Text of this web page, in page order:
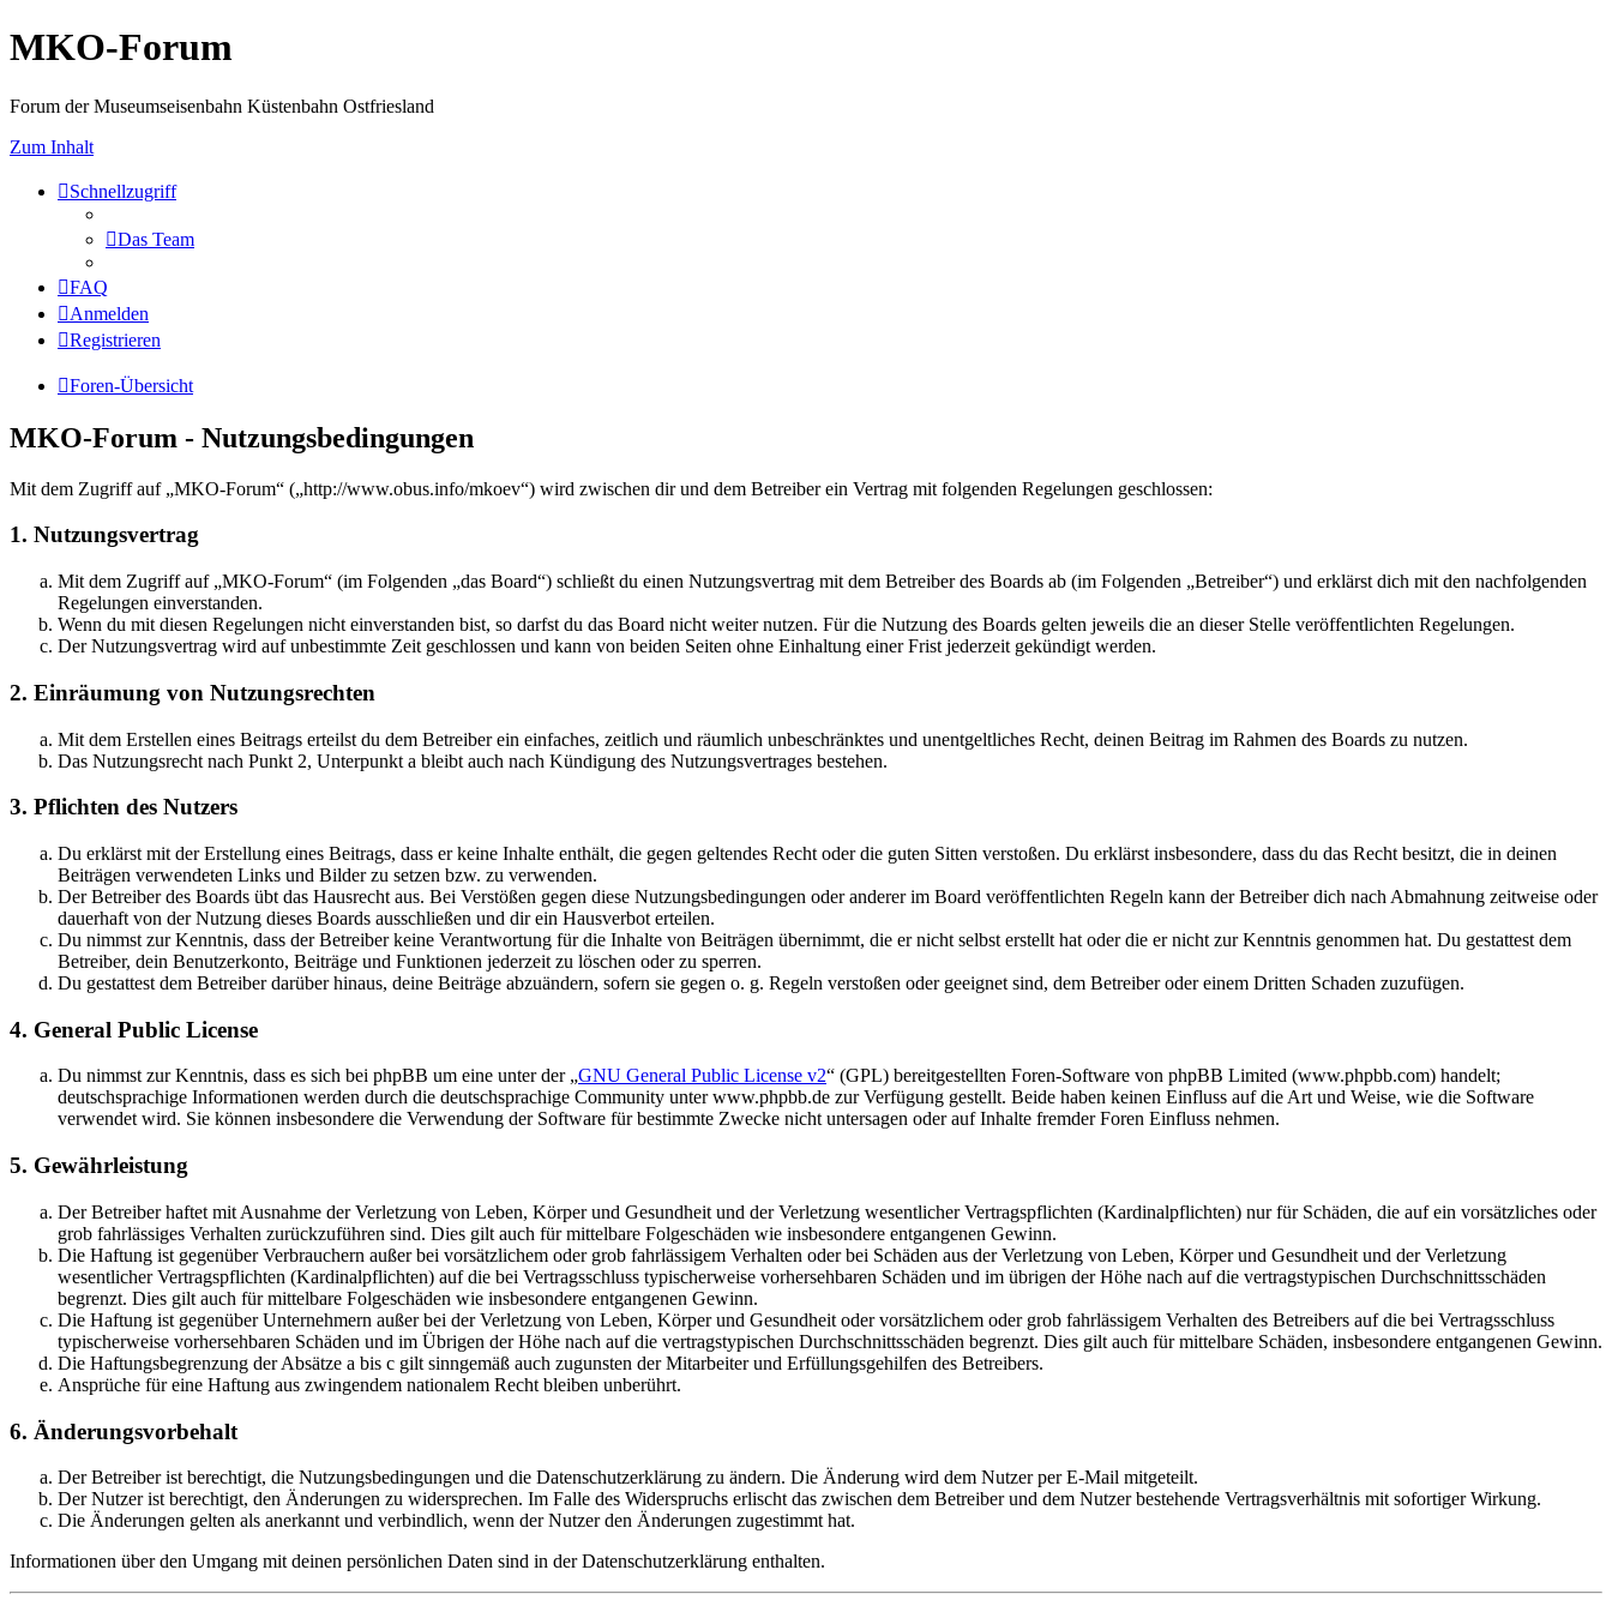
MKO-Forum
Forum der Museumseisenbahn Küstenbahn Ostfriesland
Zum Inhalt
Schnellzugriff
Das Team
FAQ
Anmelden
Registrieren
Foren-Übersicht
MKO-Forum - Nutzungsbedingungen
Mit dem Zugriff auf „MKO-Forum“ („http://www.obus.info/mkoev“) wird zwischen dir und dem Betreiber ein Vertrag mit folgenden Regelungen geschlossen:
1. Nutzungsvertrag
Mit dem Zugriff auf „MKO-Forum“ (im Folgenden „das Board“) schließt du einen Nutzungsvertrag mit dem Betreiber des Boards ab (im Folgenden „Betreiber“) und erklärst dich mit den nachfolgenden
Regelungen einverstanden.
Wenn du mit diesen Regelungen nicht einverstanden bist, so darfst du das Board nicht weiter nutzen. Für die Nutzung des Boards gelten jeweils die an dieser Stelle veröffentlichten Regelungen.
Der Nutzungsvertrag wird auf unbestimmte Zeit geschlossen und kann von beiden Seiten ohne Einhaltung einer Frist jederzeit gekündigt werden.
2. Einräumung von Nutzungsrechten
Mit dem Erstellen eines Beitrags erteilst du dem Betreiber ein einfaches, zeitlich und räumlich unbeschränktes und unentgeltliches Recht, deinen Beitrag im Rahmen des Boards zu nutzen.
Das Nutzungsrecht nach Punkt 2, Unterpunkt a bleibt auch nach Kündigung des Nutzungsvertrages bestehen.
3. Pflichten des Nutzers
Du erklärst mit der Erstellung eines Beitrags, dass er keine Inhalte enthält, die gegen geltendes Recht oder die guten Sitten verstoßen. Du erklärst insbesondere, dass du das Recht besitzt, die in deinen
Beiträgen verwendeten Links und Bilder zu setzen bzw. zu verwenden.
Der Betreiber des Boards übt das Hausrecht aus. Bei Verstößen gegen diese Nutzungsbedingungen oder anderer im Board veröffentlichten Regeln kann der Betreiber dich nach Abmahnung zeitweise oder
dauerhaft von der Nutzung dieses Boards ausschließen und dir ein Hausverbot erteilen.
Du nimmst zur Kenntnis, dass der Betreiber keine Verantwortung für die Inhalte von Beiträgen übernimmt, die er nicht selbst erstellt hat oder die er nicht zur Kenntnis genommen hat. Du gestattest dem
Betreiber, dein Benutzerkonto, Beiträge und Funktionen jederzeit zu löschen oder zu sperren.
Du gestattest dem Betreiber darüber hinaus, deine Beiträge abzuändern, sofern sie gegen o. g. Regeln verstoßen oder geeignet sind, dem Betreiber oder einem Dritten Schaden zuzufügen.
4. General Public License
Du nimmst zur Kenntnis, dass es sich bei phpBB um eine unter der „GNU General Public License v2“ (GPL) bereitgestellten Foren-Software von phpBB Limited (www.phpbb.com) handelt;
deutschsprachige Informationen werden durch die deutschsprachige Community unter www.phpbb.de zur Verfügung gestellt. Beide haben keinen Einfluss auf die Art und Weise, wie die Software
verwendet wird. Sie können insbesondere die Verwendung der Software für bestimmte Zwecke nicht untersagen oder auf Inhalte fremder Foren Einfluss nehmen.
5. Gewährleistung
Der Betreiber haftet mit Ausnahme der Verletzung von Leben, Körper und Gesundheit und der Verletzung wesentlicher Vertragspflichten (Kardinalpflichten) nur für Schäden, die auf ein vorsätzliches oder
grob fahrlässiges Verhalten zurückzuführen sind. Dies gilt auch für mittelbare Folgeschäden wie insbesondere entgangenen Gewinn.
Die Haftung ist gegenüber Verbrauchern außer bei vorsätzlichem oder grob fahrlässigem Verhalten oder bei Schäden aus der Verletzung von Leben, Körper und Gesundheit und der Verletzung
wesentlicher Vertragspflichten (Kardinalpflichten) auf die bei Vertragsschluss typischerweise vorhersehbaren Schäden und im übrigen der Höhe nach auf die vertragstypischen Durchschnittsschäden
begrenzt. Dies gilt auch für mittelbare Folgeschäden wie insbesondere entgangenen Gewinn.
Die Haftung ist gegenüber Unternehmern außer bei der Verletzung von Leben, Körper und Gesundheit oder vorsätzlichem oder grob fahrlässigem Verhalten des Betreibers auf die bei Vertragsschluss
typischerweise vorhersehbaren Schäden und im Übrigen der Höhe nach auf die vertragstypischen Durchschnittsschäden begrenzt. Dies gilt auch für mittelbare Schäden, insbesondere entgangenen Gewinn.
Die Haftungsbegrenzung der Absätze a bis c gilt sinngemäß auch zugunsten der Mitarbeiter und Erfüllungsgehilfen des Betreibers.
Ansprüche für eine Haftung aus zwingendem nationalem Recht bleiben unberührt.
6. Änderungsvorbehalt
Der Betreiber ist berechtigt, die Nutzungsbedingungen und die Datenschutzerklärung zu ändern. Die Änderung wird dem Nutzer per E-Mail mitgeteilt.
Der Nutzer ist berechtigt, den Änderungen zu widersprechen. Im Falle des Widerspruchs erlischt das zwischen dem Betreiber und dem Nutzer bestehende Vertragsverhältnis mit sofortiger Wirkung.
Die Änderungen gelten als anerkannt und verbindlich, wenn der Nutzer den Änderungen zugestimmt hat.
Informationen über den Umgang mit deinen persönlichen Daten sind in der Datenschutzerklärung enthalten.